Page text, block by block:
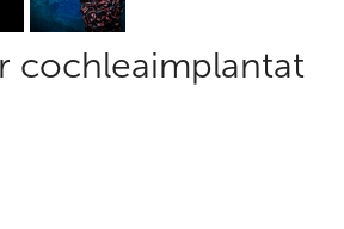
cochleaimplantat